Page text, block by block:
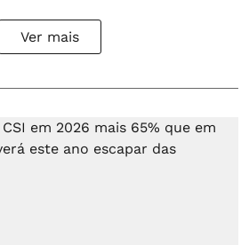
Ver mais